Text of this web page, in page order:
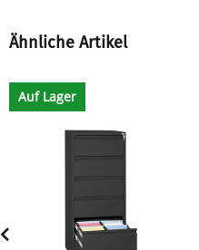
Ähnliche Artikel
Auf Lager